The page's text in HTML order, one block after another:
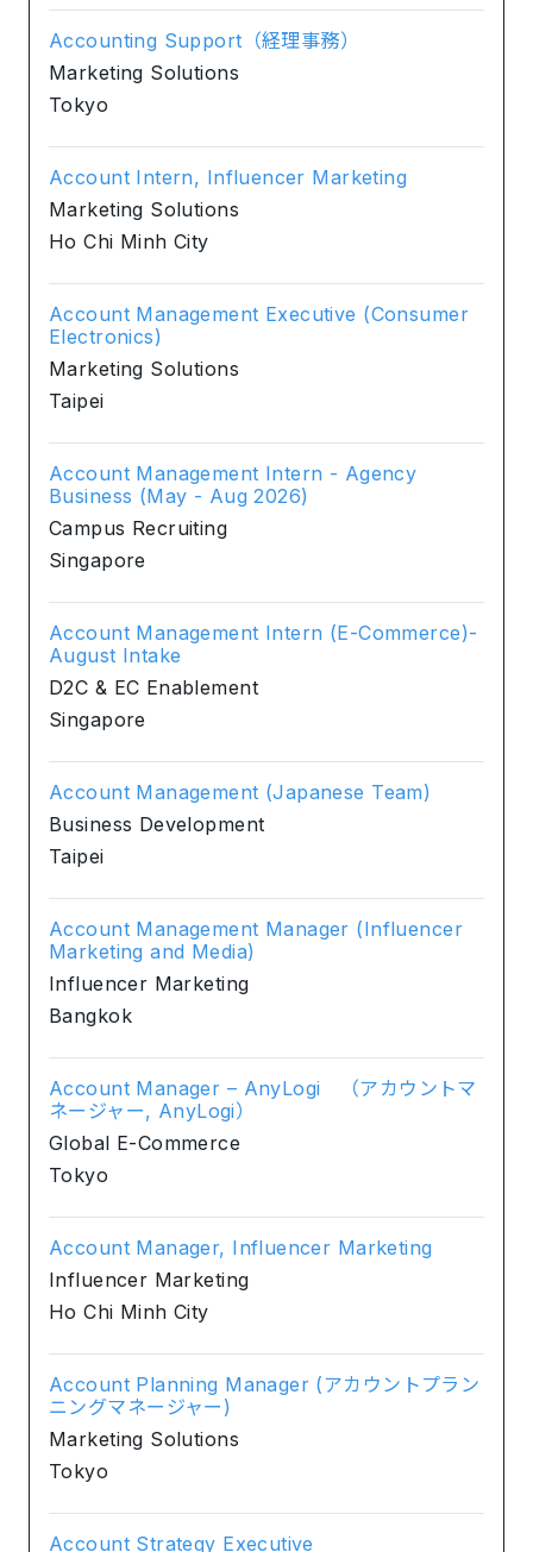
Accounting Support（経理事務）
Marketing Solutions
Tokyo
Account Intern, Influencer Marketing
Marketing Solutions
Ho Chi Minh City
Account Management Executive (Consumer
Electronics)
Marketing Solutions
Taipei
Account Management Intern - Agency
Business (May - Aug 2026)
Campus Recruiting
Singapore
Account Management Intern (E-Commerce)-
August Intake
D2C & EC Enablement
Singapore
Account Management (Japanese Team)
Business Development
Taipei
Account Management Manager (Influencer
Marketing and Media)
Influencer Marketing
Bangkok
Account Manager – AnyLogi （アカウントマ
ネージャー, AnyLogi）
Global E-Commerce
Tokyo
Account Manager, Influencer Marketing
Influencer Marketing
Ho Chi Minh City
Account Planning Manager (アカウントプラン
ニングマネージャー)
Marketing Solutions
Tokyo
Account Strategy Executive